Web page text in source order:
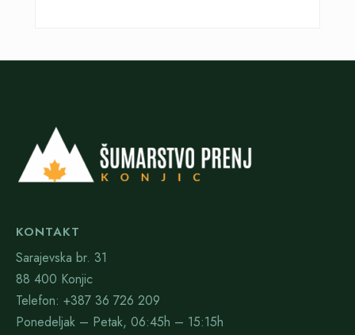
KONTAKT
Sarajevska br. 31
88 400 Konjic
Telefon: +387 36 726 209
Ponedeljak – Petak, 06:45h – 15:15h